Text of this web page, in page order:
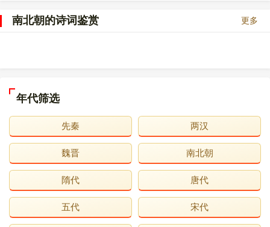
南北朝的诗词鉴赏 更多
年代筛选
先秦 两汉
魏晋 南北朝
隋代 唐代
五代 宋代